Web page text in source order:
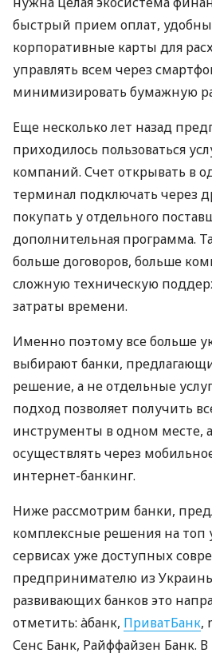
быстрый прием оплат,
корпоративные карты для
управлять всем через
минимизировать бумажную
Еще несколько лет назад
приходилось пользоваться
компаний. Счет открывать в
терминал подключать через
покупать у отдельного
дополнительная программа.
больше договоров, больше
сложную техническую
затраты времени.
Именно поэтому все больше
выбирают банки,
решение, а не отдельные
подход позволяет получить
инструменты в одном месте,
осуществлять через
интернет-банкинг.
Ниже рассмотрим банки,
комплексные решения на топ
сервисах уже доступных
предпринимателю из
развивающих банков это
отметить: àбанк, ПриватБанк,
Сенс Банк, Райффайзен Банк.